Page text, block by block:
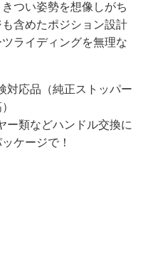
つい姿勢を想像しがち
含めたポジション設計
ライディングを無理な
対応品（純正ストッパー
ー類などハンドル交換に
ケージで！